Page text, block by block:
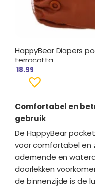
HappyBear Diapers
terracotta
18.99
Comfortabel en
gebruik
De HappyBear
voor comfortabel en
ademende en
doorlekken
de binnenzijde is de